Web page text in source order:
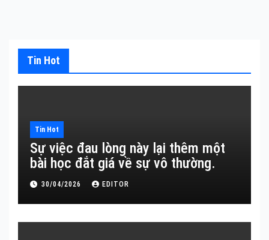
Tin Hot
Tin Hot
Sự việc đau lòng này lại thêm một
bài học đắt giá về sự vô thường.
30/04/2026 EDITOR